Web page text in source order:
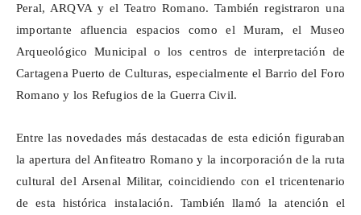
Peral, ARQVA y el Teatro Romano. También registraron una
importante afluencia espacios como el Muram, el Museo
Arqueológico Municipal o los centros de interpretación de
Cartagena Puerto de Culturas, especialmente el Barrio del Foro
Romano y los Refugios de la Guerra Civil.
Entre las novedades más destacadas de esta edición figuraban
la apertura del Anfiteatro Romano y la incorporación de la ruta
cultural del Arsenal Militar, coincidiendo con el tricentenario
de esta histórica instalación. También llamó la atención el